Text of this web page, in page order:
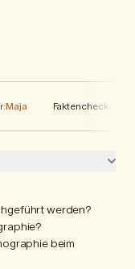
Maja Faktenchecker:
werden?
beim